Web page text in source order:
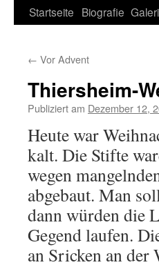
Zum
springen
Startseite Biografie
← Vor Advent
Thiersheim-
Publiziert am Dezember 12,
Heute war
kalt. Die Stifte
wegen
abgebaut. Man
dann würden die
Gegend laufen.
an Sricken an der